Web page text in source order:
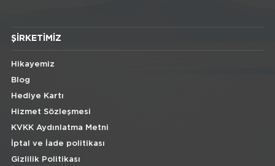
ŞIRKETIMIZ
Hikayemiz
Blog
Hediye Kartı
Hizmet Sözleşmesi
KVKK Aydınlatma Metni
İptal ve İade politikası
Gizlilik Politikası